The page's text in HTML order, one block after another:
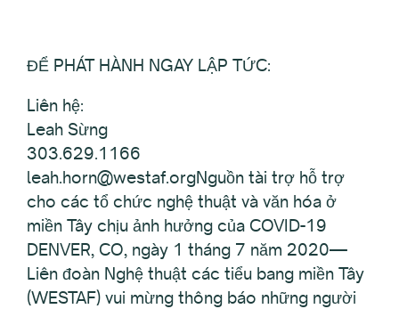
ĐỂ PHÁT HÀNH NGAY LẬP TỨC:
Liên hệ:
Leah Sừng
303.629.1166
leah.horn@westaf.orgNguồn tài trợ hỗ trợ
cho các tổ chức nghệ thuật và văn hóa ở
miền Tây chịu ảnh hưởng của COVID-19
DENVER, CO, ngày 1 tháng 7 năm 2020—
Liên đoàn Nghệ thuật các tiểu bang miền Tây
(WESTAF) vui mừng thông báo những người